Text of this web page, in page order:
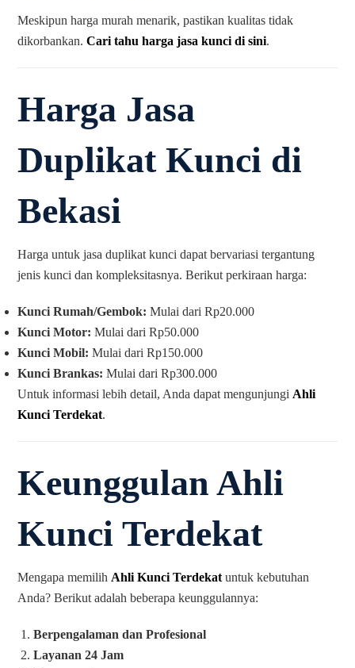
Meskipun harga murah menarik, pastikan kualitas tidak
dikorbankan.Cari tahu harga jasa kunci di sini.
Harga Jasa
Duplikat Kunci di
Bekasi
Harga untuk jasa duplikat kunci dapat bervariasi tergantung
jenis kunci dan kompleksitasnya. Berikut perkiraan harga:
Kunci Rumah/Gembok: Mulai dari Rp20.000
Kunci Motor: Mulai dari Rp50.000
Kunci Mobil: Mulai dari Rp150.000
Kunci Brankas: Mulai dari Rp300.000
Untuk informasi lebih detail, Anda dapat mengunjungi Ahli
Kunci Terdekat.
Keunggulan Ahli
Kunci Terdekat
Mengapa memilih Ahli Kunci Terdekat untuk kebutuhan
Anda? Berikut adalah beberapa keunggulannya:
Berpengalaman dan Profesional
Layanan 24 Jam